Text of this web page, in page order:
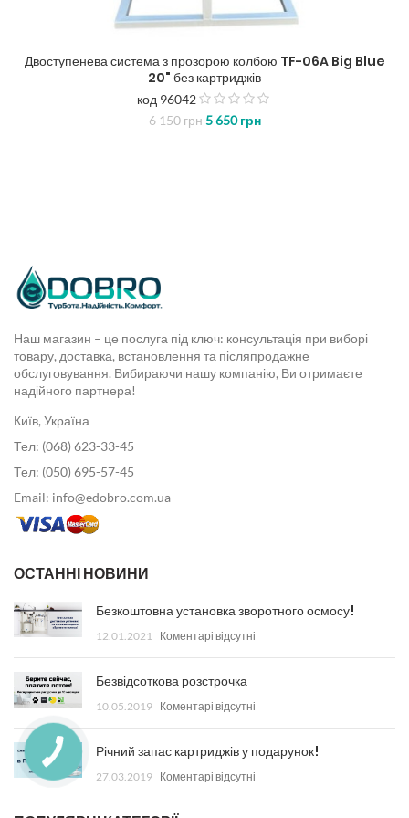
Двоступенева система з прозорою колбою TF-06A Big Blue
20" без картриджів
код 96042
6 150грн5 650грн
Наш магазин – це послуга під ключ: консультація при виборі
товару, доставка, встановлення та післяпродажне
обслуговування. Вибираючи нашу компанію, Ви отримаєте
надійного партнера!
Київ, Україна
Тел: (068) 623-33-45
Тел: (050) 695-57-45
Email: info@edobro.com.ua
ОСТАННІ НОВИНИ
Безкоштовна установка зворотного осмосу!
12.01.2021 Коментарі відсутні
Безвідсоткова розстрочка
10.05.2019 Коментарі відсутні
Річний запас картриджів у подарунок!
27.03.2019 Коментарі відсутні